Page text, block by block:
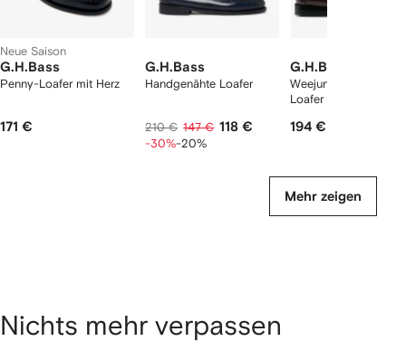
Neue Saison
G.H.Bass
Penny-Loafer mit Herz
171 €
G.H.Bass
Handgenähte Loafer
210 € 147 € 118 €
-30%-20%
G.H.Bass
Weejuns Esther Kiltie
Loafer
194 €
Mehr zeigen
Nichts mehr verpassen